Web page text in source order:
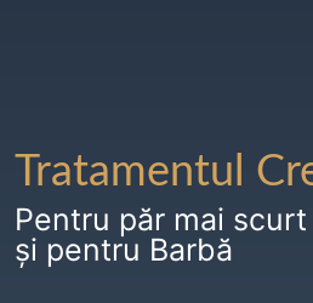
Tratamentul
Pentru păr mai
și pentru Barbă